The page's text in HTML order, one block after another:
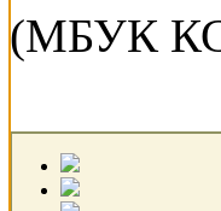
(МБУК